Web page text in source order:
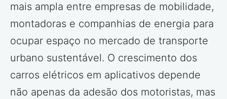
mais ampla entre empresas de mobilidade,
montadoras e companhias de energia para
ocupar espaço no mercado de transporte
urbano sustentável. O crescimento dos
carros elétricos em aplicativos depende
não apenas da adesão dos motoristas, mas